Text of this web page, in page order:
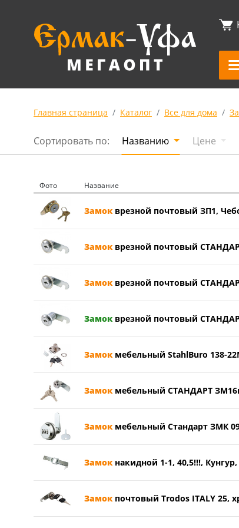
Главная страница Каталог Все для дома
Сортировать по: Названию Цене
Фото Название
Замокврезной почтовый ЗП1,
Замокврезной почтовый
Замокврезной почтовый
Замокврезной почтовый
Замокмебельный StahlBuro 138-
Замокмебельный СТАНДАРТ
Замокмебельный Стандарт ЗМК
Замокнакидной 1-1, 40,5!!!,
Замокпочтовый Trodos ITALY 25,